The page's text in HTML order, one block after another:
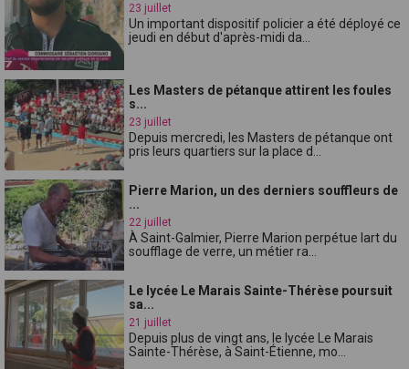
23 juillet
Un important dispositif policier a été déployé ce
jeudi en début d'après-midi da...
Les Masters de pétanque attirent les foules
s...
23 juillet
Depuis mercredi, les Masters de pétanque ont
pris leurs quartiers sur la place d...
Pierre Marion, un des derniers souffleurs de
...
22 juillet
À Saint-Galmier, Pierre Marion perpétue lart du
soufflage de verre, un métier ra...
Le lycée Le Marais Sainte-Thérèse poursuit
sa...
21 juillet
Depuis plus de vingt ans, le lycée Le Marais
Sainte-Thérèse, à Saint-Étienne, mo...